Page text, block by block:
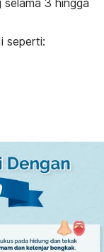
3 hingga
seperti: